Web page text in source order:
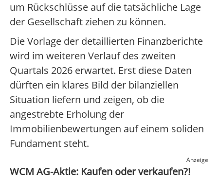
um Rückschlüsse auf die tatsächliche Lage
der Gesellschaft ziehen zu können.
Die Vorlage der detaillierten Finanzberichte
wird im weiteren Verlauf des zweiten
Quartals 2026 erwartet. Erst diese Daten
dürften ein klares Bild der bilanziellen
Situation liefern und zeigen, ob die
angestrebte Erholung der
Immobilienbewertungen auf einem soliden
Fundament steht.
Anzeige
WCM AG-Aktie: Kaufen oder verkaufen?!